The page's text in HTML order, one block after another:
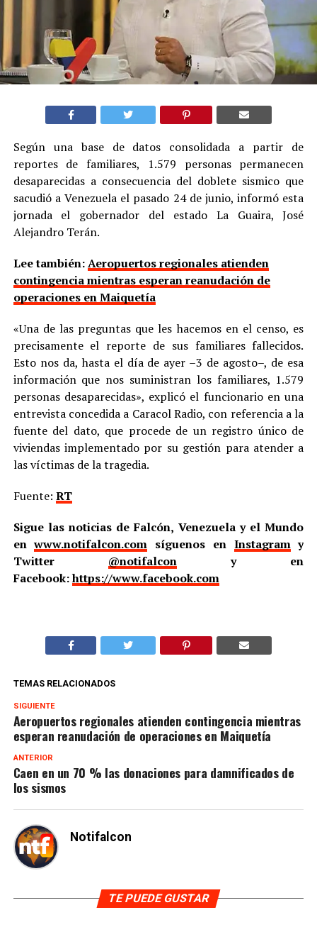
Según una base de datos consolidada a partir de
reportes de familiares, 1.579 personas permanecen
desaparecidas a consecuencia del doblete sismico que
sacudió a Venezuela el pasado 24 de junio, informó esta
jornada el gobernador del estado La Guaira, José
Alejandro Terán.
Lee también:Aeropuertos regionales atienden
contingencia mientras esperan reanudación de
operaciones en Maiquetía
«Una de las preguntas que les hacemos en el censo, es
precisamente el reporte de sus familiares fallecidos.
Esto nos da, hasta el día de ayer –3 de agosto–, de esa
información que nos suministran los familiares, 1.579
personas desaparecidas», explicó el funcionario en una
entrevista concedida a Caracol Radio, con referencia a la
fuente del dato, que procede de un registro único de
viviendas implementado por su gestión para atender a
las víctimas de la tragedia.
Fuente: RT
Sigue las noticias de Falcón, Venezuela y el Mundo
enwww.notifalcon.com síguenos en Instagramy
Twitter @notifalcony en
Facebook:https://www.facebook.com
TEMAS RELACIONADOS
SIGUIENTE
Aeropuertos regionales atienden contingencia mientras
esperan reanudación de operaciones en Maiquetía
ANTERIOR
Caen en un 70 % las donaciones para damnificados de
los sismos
Notifalcon
TE PUEDE GUSTAR